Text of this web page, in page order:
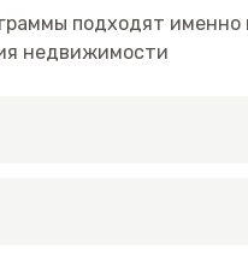
подходят
недвижимости